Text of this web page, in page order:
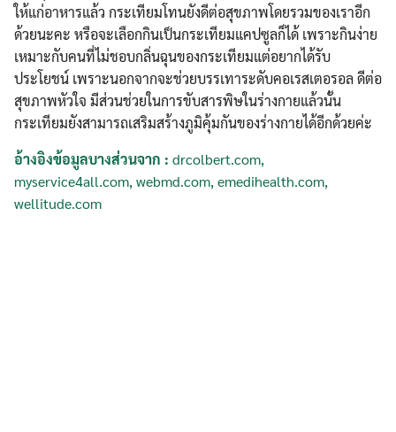
Search
for:
Search
ให้แก่อาหารแล้ว กระเทียมโทนยังดีต่อสุขภาพโดยรวมของเราอีก
ด้วยนะคะ หรือจะเลือกกินเป็นกระเทียมแคปซูลก็ได้ เพราะกินง่าย
เหมาะกับคนที่ไม่ชอบกลิ่นฉุนของกระเทียมแต่อยากได้รับ
ประโยชน์ เพราะนอกจากจะช่วยบรรเทาระดับคอเรสเตอรอล ดีต่อ
สุขภาพหัวใจ มีส่วนช่วยในการขับสารพิษในร่างกายแล้วนั้น
กระเทียมยังสามารถเสริมสร้างภูมิคุ้มกันของร่างกายได้อีกด้วยค่ะ
อ้างอิงข้อมูลบางส่วนจาก : drcolbert.com,
myservice4all.com, webmd.com, emedihealth.com,
wellitude.com